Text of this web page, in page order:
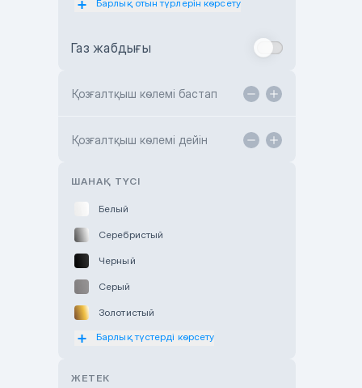
Toyota Astana
TANK Motors Karaganda
Барлық отын түрлерін көрсету
Газ жабдығы
Қозғалтқыш көлемі бастап
Қозғалтқыш көлемі дейін
ШАНАҚ ТҮСІ
Белый
Серебристый
Черный
Серый
Золотистый
Оранжевый
Барлық түстерді көрсету
ЖЕТЕК